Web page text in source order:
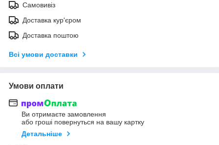
Самовивіз
Доставка кур'єром
Доставка поштою
Всі умови доставки
Умови оплати
Ви отримаєте замовлення
або гроші повернуться на вашу картку
Детальніше